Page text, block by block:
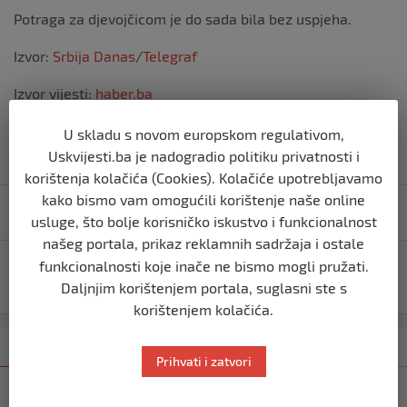
Potraga za djevojčicom je do sada bila bez uspjeha.
Izvor: Srbija Danas/Telegraf
Izvor vijesti: haber.ba
Navigacija
objava
Zemljotres jutros pogodio šire područje Mostara
STRAHUJE SE ZA NJEN ŽIVOT! Nestala djevojčica (11),
HITNO aktiviran Amber Alert
Najnovije
U skladu s novom europskom regulativom,
Uskvijesti.ba je nadogradio politiku privatnosti i
korištenja kolačića (Cookies). Kolačiće upotrebljavamo
kako bismo vam omogućili korištenje naše online
usluge, što bolje korisničko iskustvo i funkcionalnost
našeg portala, prikaz reklamnih sadržaja i ostale
funkcionalnosti koje inače ne bismo mogli pružati.
Daljnjim korištenjem portala, suglasni ste s
korištenjem kolačića.
Prihvati i zatvori